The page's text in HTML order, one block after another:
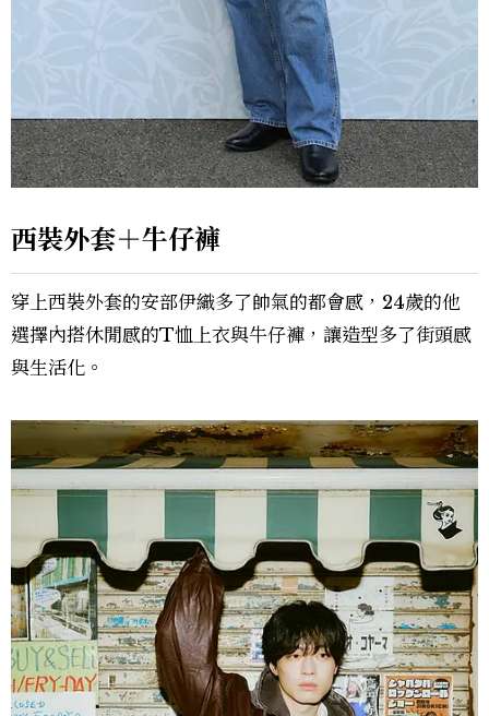
西裝外套＋牛仔褲
穿上西裝外套的安部伊織多了帥氣的都會感，24歲的他
選擇內搭休閒感的T恤上衣與牛仔褲，讓造型多了街頭感
與生活化。